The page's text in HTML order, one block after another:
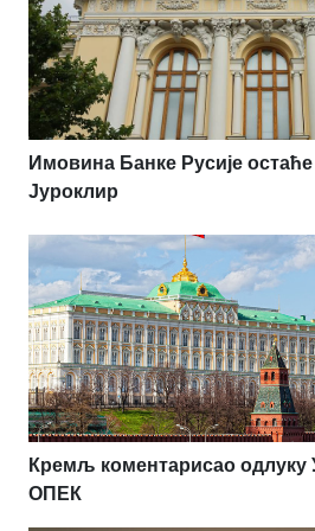
Имовина Банке Русије
Јуроклир
Кремљ коментарисао одлуку
ОПЕК